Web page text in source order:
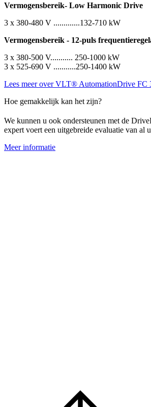
Vermogensbereik- Low Harmonic Drive
3 x 380-480 V .............132-710 kW
Vermogensbereik - 12-puls
3 x 380-500 V........... 250-1000 kW
3 x 525-690 V ...........250-1400 kW
Lees meer over VLT® AutomationDrive FC
Hoe gemakkelijk kan het zijn?
We kunnen u ook ondersteunen met de
expert voert een uitgebreide evaluatie van al
Meer informatie